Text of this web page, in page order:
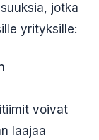
jotka
yrityksille:
voivat
laajaa